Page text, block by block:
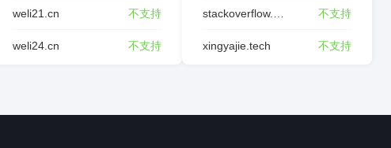
weli21.cn 不支持
weli24.cn 不支持
不支持
xingyajie.tech 不支持